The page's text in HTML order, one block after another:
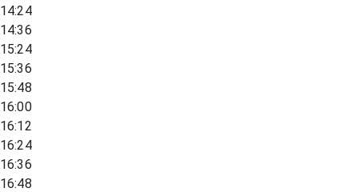
14:24
14:36
15:24
15:36
15:48
16:00
16:12
16:24
16:36
16:48